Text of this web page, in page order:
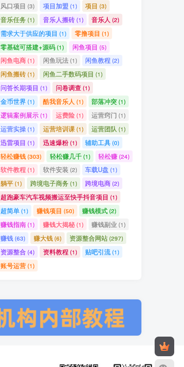
风口项目 (3) 项目加盟 (1) 项目 (3)
音乐任务(1) 音乐人搬砖(1) 音乐人 (2)
需求大于供应的项目 (1) 零撸项目 (1)
零基础可搭建+源码(1) 闲鱼项目 (5)
闲鱼电商(1) 闲鱼玩法(1) 闲鱼教程 (2)
闲鱼搬砖(1) 闲鱼二手数码项目 (1)
问答长期项目 (1) 问卷调查(1)
金币世界(1) 酷我音乐人 (1) 部落冲突(1)
逻辑案例展示(1) 运费险(1) 运营窍门 (1)
运营实操(1) 运营培训课(1) 运营团队 (1)
迅雷项目 (1) 迅速爆粉(1) 辅助工具(0)
轻松赚钱(303) 轻松赚几千(1) 轻松赚(24)
软件教程 (1) 软件安装 (2) 车载U盘 (1)
躺平(1) 跨境电子商务(1) 跨境电商(2)
超跑豪车汽车视频搬运至快手抖音项目 (1)
超简单(1) 赚钱项目 (50) 赚钱模式(2)
赚钱指南(1) 赚钱大揭秘(1) 赚钱副业 (1)
赚钱(63) 赚大钱(6) 资源整合网站(297)
资源整合(4) 资料教程 (1) 贴吧引流(1)
账号运营(1)